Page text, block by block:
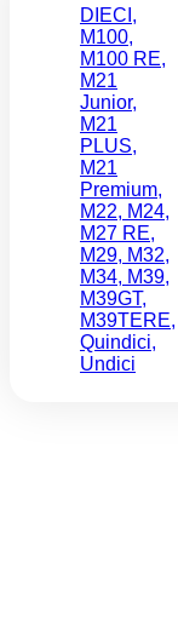
DIECI ,
M100,
M100 RE,
M21
Junior,
M21
PLUS,
M21
Premium,
M22, M24,
M27 RE,
M29, M32,
M34, M39,
M39GT,
M39TERE,
Quindici,
Undici